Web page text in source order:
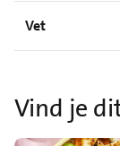
Vet
Vind je